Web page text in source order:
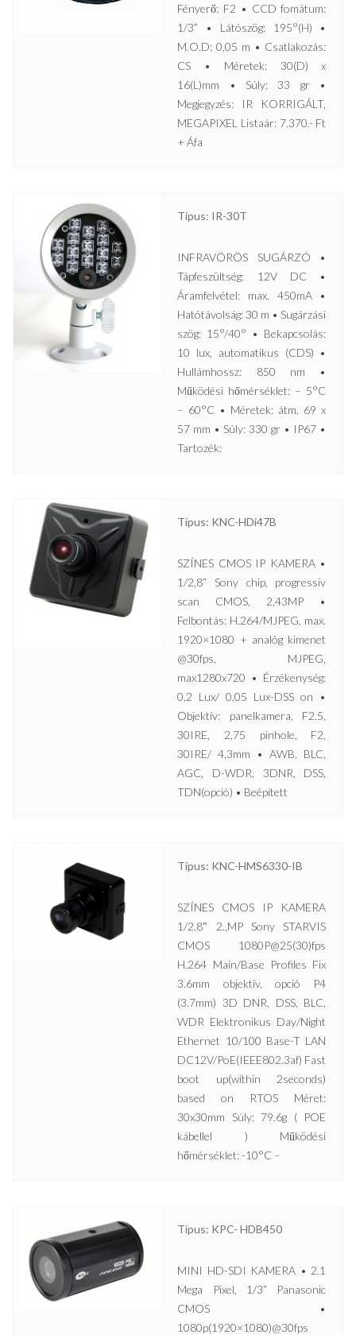
Fényerő: F2 • CCD fomátum:
1/3” • Látószög: 195°(H) •
M.O.D: 0,05 m • Csatlakozás:
CS • Méretek: 30(D) x
16(L)mm • Súly: 33 gr •
Megjegyzés: IR KORRIGÁLT,
MEGAPIXEL Listaár: 7.370.- Ft
+ Áfa
Típus: IR-30T
INFRAVÖRÖS SUGÁRZÓ •
Tápfeszültség: 12V DC •
Áramfelvétel: max. 450mA •
Hatótávolság: 30 m • Sugárzási
szög: 15°/40° • Bekapcsolás:
10 lux, automatikus (CDS) •
Hullámhossz: 850 nm •
Működési hőmérséklet: – 5°C
– 60°C • Méretek: átm. 69 x
57 mm • Súly: 330 gr • IP67 •
Tartozék:
Típus: KNC-HDi47B
SZÍNES CMOS IP KAMERA •
1/2,8” Sony chip, progressiv
scan CMOS, 2,43MP •
Felbontás: H.264/MJPEG, max.
1920×1080 + analóg kimenet
@30fps, MJPEG,
max1280x720 • Érzékenység:
0,2 Lux/ 0,05 Lux-DSS on •
Objektív: panelkamera, F2.5,
30IRE, 2,75 pinhole, F2,
30IRE/ 4,3mm • AWB, BLC,
AGC, D-WDR, 3DNR, DSS,
TDN(opció) • Beépített
Típus: KNC-HMS6330-IB
SZÍNES CMOS IP KAMERA
1/2.8″ 2.,MP Sony STARVIS
CMOS 1080P@25(30)fps
H.264 Main/Base Profiles Fix
3.6mm objektív, opció P4
(3.7mm) 3D DNR, DSS, BLC,
WDR Elektronikus Day/Night
Ethernet 10/100 Base-T LAN
DC12V/PoE(IEEE802.3af) Fast
boot up(within 2seconds)
based on RTOS Méret:
30x30mm Súly: 79.6g ( POE
kábellel ) Működési
hőmérséklet: -10°C –
Típus: KPC- HDB450
MINI HD-SDI KAMERA • 2.1
Mega Pixel, 1/3” Panasonic
CMOS •
1080p(1920×1080)@30fps